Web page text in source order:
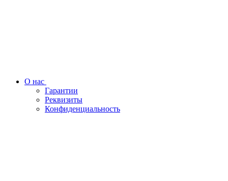
О нас
Гарантии
Реквизиты
Конфиденциальность